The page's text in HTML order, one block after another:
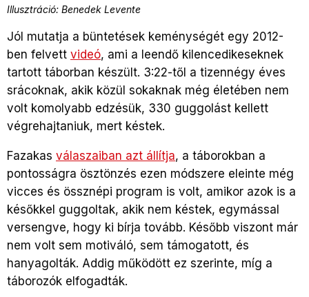
Illusztráció: Benedek Levente
Jól mutatja a büntetések keménységét egy 2012-
ben felvett videó, ami a leendő kilencedikeseknek
tartott táborban készült. 3:22-től a tizennégy éves
srácoknak, akik közül sokaknak még életében nem
volt komolyabb edzésük, 330 guggolást kellett
végrehajtaniuk, mert késtek.
Fazakas válaszaiban azt állítja, a táborokban a
pontosságra ösztönzés ezen módszere eleinte még
vicces és össznépi program is volt, amikor azok is a
későkkel guggoltak, akik nem késtek, egymással
versengve, hogy ki bírja tovább. Később viszont már
nem volt sem motiváló, sem támogatott, és
hanyagolták. Addig működött ez szerinte, míg a
táborozók elfogadták.